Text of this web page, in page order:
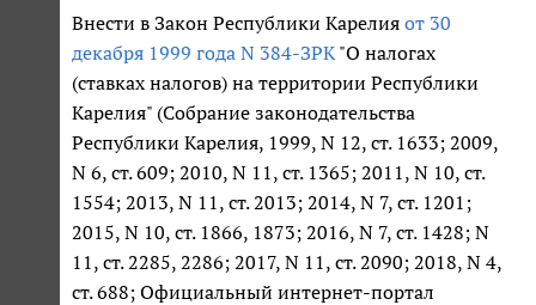
Внести в Закон Республики Карелия от 30
декабря 1999 года N 384-ЗРК"О налогах
(ставках налогов) на территории Республики
Карелия" (Собрание законодательства
Республики Карелия, 1999, N 12, ст. 1633; 2009,
N 6, ст. 609; 2010, N 11, ст. 1365; 2011, N 10, ст.
1554; 2013, N 11, ст. 2013; 2014, N 7, ст. 1201;
2015, N 10, ст. 1866, 1873; 2016, N 7, ст. 1428; N
11, ст. 2285, 2286; 2017, N 11, ст. 2090; 2018, N 4,
ст. 688; Официальный интернет-портал